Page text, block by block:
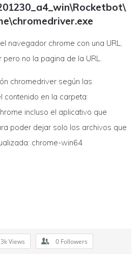
navegador chrome con una URL,
no la pagina de la URL.
chromedriver según las
contenido en la carpeta:
incluso el aplicativo que
poder dejar solo los archivos que
chrome-win64
3kViews 0 Followers